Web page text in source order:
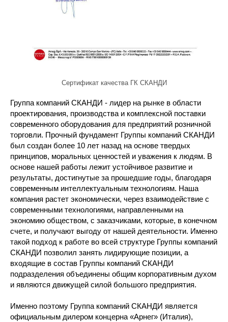
Сертификат качества ГК СКАНДИ
Группа компаний СКАНДИ - лидер на рынке в области
проектирования, производства и комплексной поставки
современного оборудования для предприятий розничной
торговли. Прочный фундамент Группы компаний СКАНДИ
был создан более 10 лет назад на основе твердых
принципов, моральных ценностей и уважения к людям. В
основе нашей работы лежит устойчивое развитие и
результаты, достигнутые за прошедшие годы, благодаря
современным интеллектуальным технологиям. Наша
компания растет экономически, через взаимодействие c
современными технологиями, направленными на
экономию обществом, с заказчиками, которые, в конечном
счете, и получают выгоду от нашей деятельности. Именно
такой подход к работе во всей структуре Группы компаний
СКАНДИ позволил занять лидирующие позиции, а
входящие в состав Группы компаний СКАНДИ
подразделения объединены общим корпоративным духом
и являются движущей силой большого предприятия.
Именно поэтому Группа компаний СКАНДИ является
официальным дилером концерна «Арнег» (Италия),